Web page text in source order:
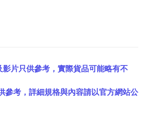
片只供參考，實際貨品可能略有不
參考，詳細規格與內容請以官方網站公